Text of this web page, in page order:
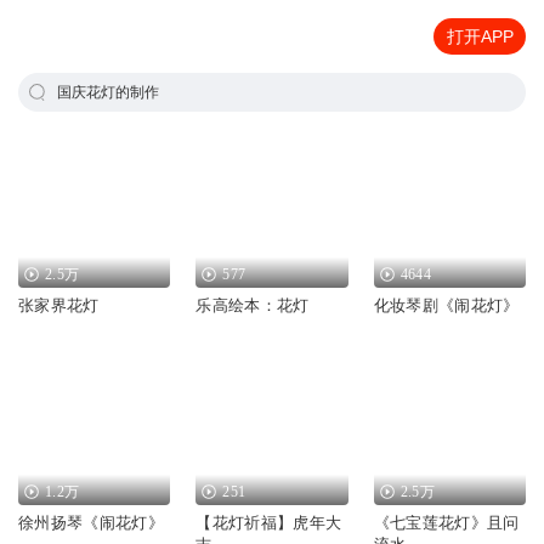
打开APP
国庆花灯的制作
2.5万
张家界花灯
577
乐高绘本：花灯
4644
化妆琴剧《闹花灯》
1.2万
徐州扬琴《闹花灯》
251
【花灯祈福】虎年大
2.5万
《七宝莲花灯》且问